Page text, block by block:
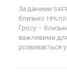
За даними
близько 18%
Гросу —
важливими
розвивається